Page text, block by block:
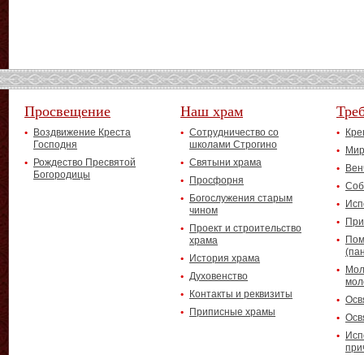
Просвещение
Воздвижение Креста
Господня
Рождество Пресвятой
Богородицы
Наш храм
Сотрудничество со
школами Строгино
Святыни храма
Просфорня
Богослужения старым
чином
Проект и строительство
храма
История храма
Духовенство
Контакты и реквизиты
Приписные храмы